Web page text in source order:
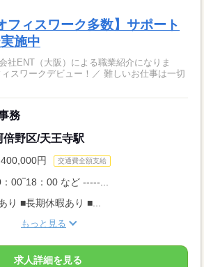
フィスワーク多数】サポート
施中
社ENT（大阪）による職業紹介になりま
スワークデビュー！／ 難しいお仕事は一切
務
野区/天王寺駅
円 交通費全額支給
00‾18：00 など -----...
り ■長期休暇あり ■...
もっと見る
求人詳細を見る